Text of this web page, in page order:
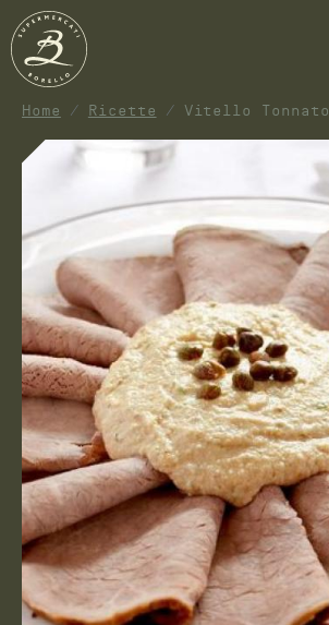
Home Ricette Vitello Tonnato